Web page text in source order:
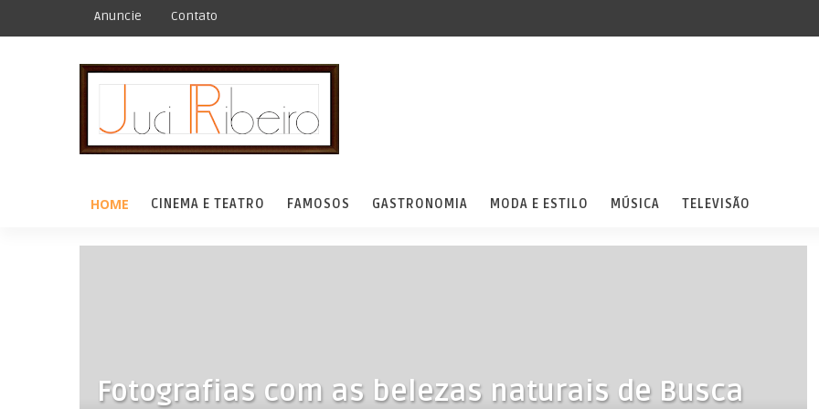
Anuncie Contato
HOME CINEMA E TEATRO FAMOSOS GASTRONOMIA MODA E ESTILO MÚSICA TELEVISÃO
Fotografias com as belezas naturais de Busca